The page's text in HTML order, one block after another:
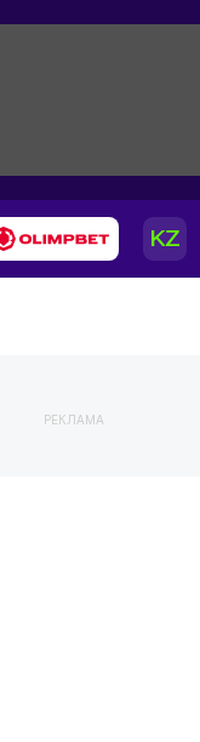
РЕКЛАМА